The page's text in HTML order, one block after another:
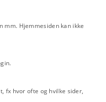
Hjemmesiden kan ikke
fx hvor ofte og hvilke sider,